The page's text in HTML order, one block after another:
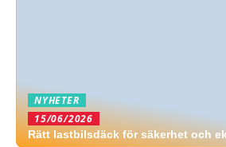
NYHETER
15/06/2026
Rätt lastbilsdäck för säkerhet och